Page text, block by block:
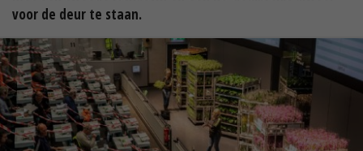
voor de deur te staan.